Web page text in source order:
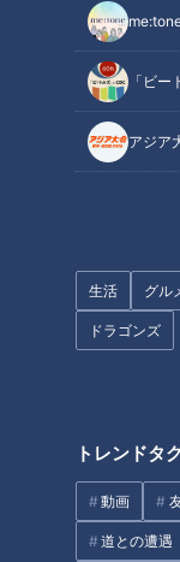
「ビー
アジア
生活 グル
ドラゴンズ
トレンドタ
動画
道との遭遇
ミモザの日 プレゼ
■応募方法：
QRコードを読み
■応募期間：
2024年2月29日(木
「Ferrero Rocher
世界で愛されるイ
Rocher」